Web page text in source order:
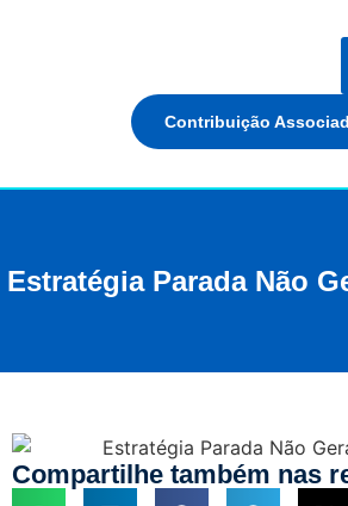
Contribuição
Estratégia Parada Não
Compartilhe também nas